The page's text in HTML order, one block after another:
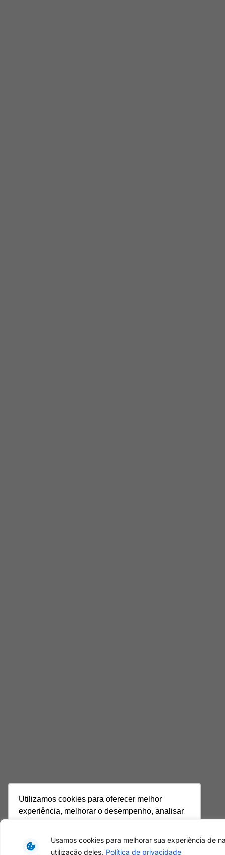
Utilizamos cookies para oferecer melhor
experiência, melhorar o desempenho, analisar
concorda com o uso de cookies.
Saiba mais
Usamos cookies para melhorar sua experiência de
utilização deles. Política de privacidade